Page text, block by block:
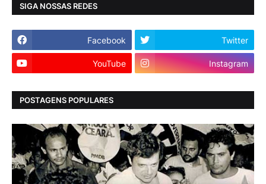
SIGA NOSSAS REDES
Facebook Twitter
YouTube Instagram
POSTAGENS POPULARES